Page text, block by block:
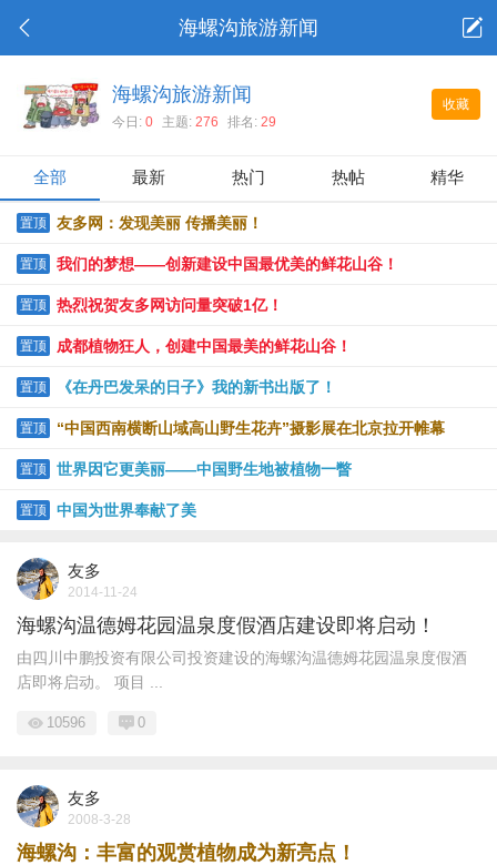
海螺沟旅游新闻
收藏
海螺沟旅游新闻
今日: 0 主题: 276 排名: 29
全部 最新 热门 热帖 精华
置顶 友多网：发现美丽 传播美丽！
置顶 我们的梦想——创新建设中国最优美的鲜花山谷！
置顶 热烈祝贺友多网访问量突破1亿！
置顶 成都植物狂人，创建中国最美的鲜花山谷！
置顶 《在丹巴发呆的日子》我的新书出版了！
置顶 “中国西南横断山域高山野生花卉”摄影展在北京拉开帷幕
置顶 世界因它更美丽——中国野生地被植物一瞥
置顶 中国为世界奉献了美
友多
2014-11-24
海螺沟温德姆花园温泉度假酒店建设即将启动！
由四川中鹏投资有限公司投资建设的海螺沟温德姆花园温泉度假酒
店即将启动。 项目 ...
10596 0
友多
2008-3-28
海螺沟：丰富的观赏植物成为新亮点！